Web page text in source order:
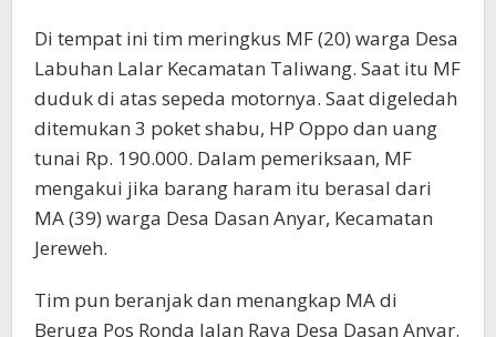
Di tempat ini tim meringkus MF (20) warga Desa
Labuhan Lalar Kecamatan Taliwang. Saat itu MF
duduk di atas sepeda motornya. Saat digeledah
ditemukan 3 poket shabu, HP Oppo dan uang
tunai Rp. 190.000. Dalam pemeriksaan, MF
mengakui jika barang haram itu berasal dari
MA (39) warga Desa Dasan Anyar, Kecamatan
Jereweh.
Tim pun beranjak dan menangkap MA di
Beruga Pos Ronda Jalan Raya Desa Dasan Anyar.